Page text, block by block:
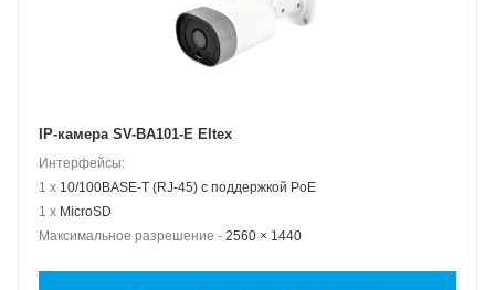
IP-камера SV-BA101-E Eltex
Интерфейсы:
1 x 10/100BASE-T (RJ-45) с поддержкой PoE
1 x MicroSD
Максимальное разрешение - 2560 × 1440